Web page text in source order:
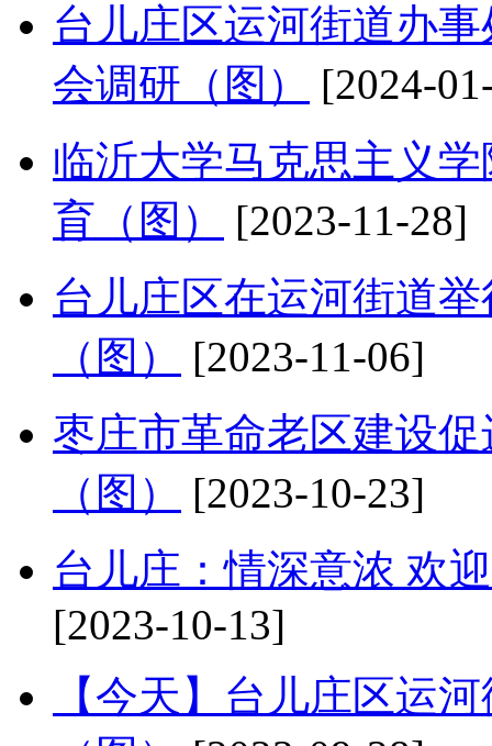
台儿庄区运河街道办
会调研（图）
[2024-
临沂大学马克思主义
育（图）
[2023-11-28]
台儿庄区在运河街道
（图）
[2023-11-06]
枣庄市革命老区建设
（图）
[2023-10-23]
台儿庄：情深意浓 欢
[2023-10-13]
【今天】台儿庄区运